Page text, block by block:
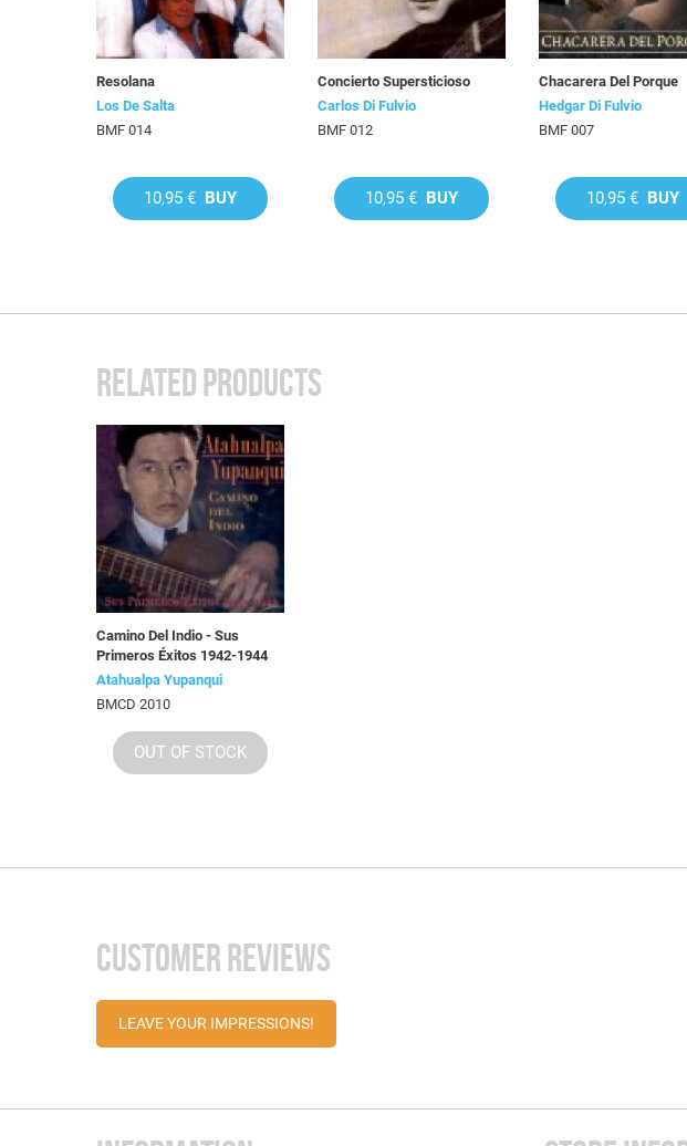
Resolana
Los De Salta
BMF 014
10,95 € BUY
Concierto Supersticioso
Carlos Di Fulvio
BMF 012
10,95 € BUY
Chacarera Del Porque
Hedgar Di Fulvio
BMF 007
10,95 € BUY
RELATED PRODUCTS
Camino Del Indio - Sus
Primeros Éxitos 1942-1944
Atahualpa Yupanqui
BMCD 2010
OUT OF STOCK
CUSTOMER REVIEWS
LEAVE YOUR IMPRESSIONS!